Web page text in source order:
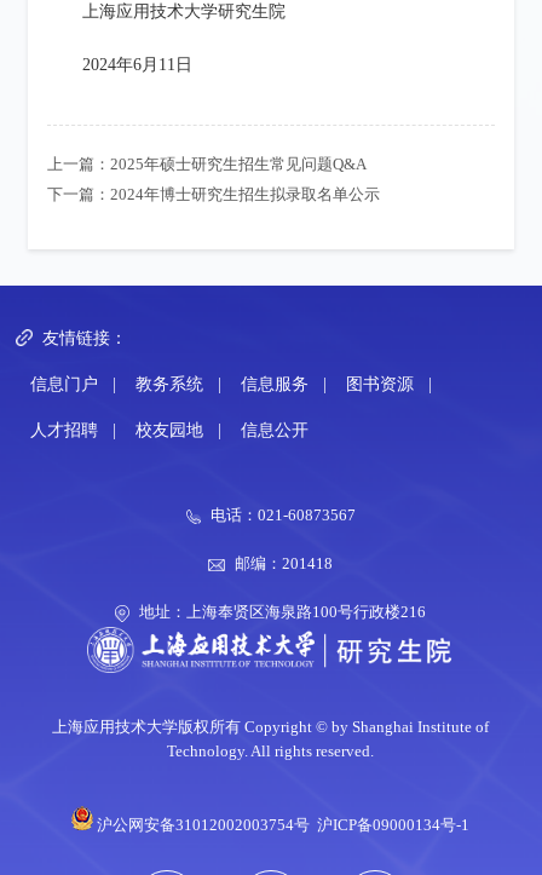
上海应用技术大学研究生院
2024年6月11日
上一篇：2025年硕士研究生招生常见问题Q&A
下一篇：2024年博士研究生招生拟录取名单公示
友情链接：
信息门户 | 教务系统 | 信息服务 | 图书资源 |
人才招聘 | 校友园地 | 信息公开
电话：021-60873567
邮编：201418
地址：上海奉贤区海泉路100号行政楼216
上海应用技术大学版权所有 Copyright © by Shanghai Institute of
Technology. All rights reserved.
沪公网安备31012002003754号 沪ICP备09000134号-1